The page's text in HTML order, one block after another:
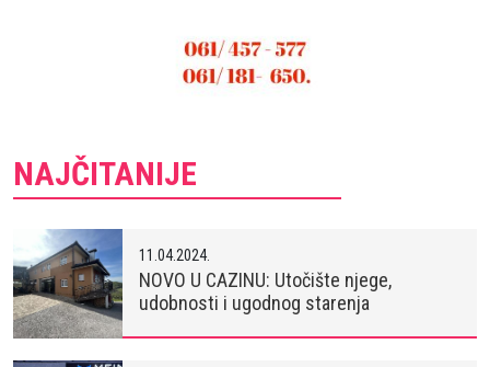
NAJČITANIJE
11.04.2024.
NOVO U CAZINU: Utočište njege,
udobnosti i ugodnog starenja